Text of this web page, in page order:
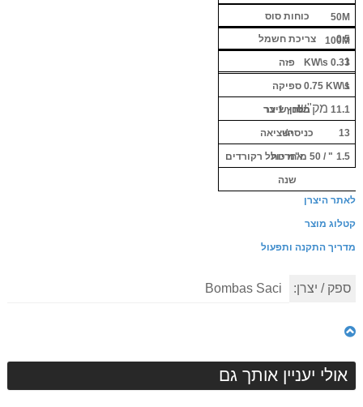
50M
100M
כוחות סוס
0.5
1
צריכת חשמל
0.33 KW\s
0.75 KW\s
פזה
1 ספיקה
בלחץ 1 בר 11.1 מק"ש
13
מסנן שיער
יש
כניסה/יציאה
1.5
" /
50 מ"מ כולל רקורדים
אחריות
שנה
לאתר היצרן
קטלוג מוצר
מדריך התקנה ותפעול
ספק / יצרן:
אולי יעניין אותך גם